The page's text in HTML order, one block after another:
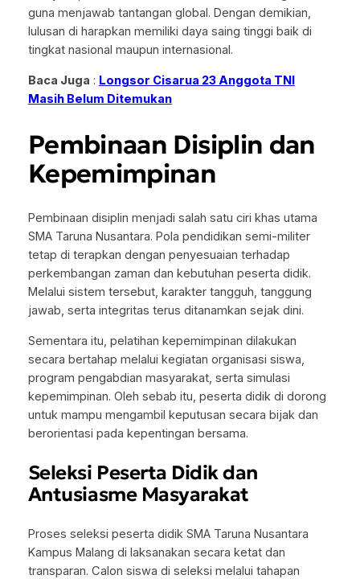
guna menjawab tantangan global. Dengan demikian,
lulusan di harapkan memiliki daya saing tinggi baik di
tingkat nasional maupun internasional.
Baca Juga : Longsor Cisarua 23 Anggota TNI
Masih Belum Ditemukan
Pembinaan Disiplin dan
Kepemimpinan
Pembinaan disiplin menjadi salah satu ciri khas utama
SMA Taruna Nusantara. Pola pendidikan semi-militer
tetap di terapkan dengan penyesuaian terhadap
perkembangan zaman dan kebutuhan peserta didik.
Melalui sistem tersebut, karakter tangguh, tanggung
jawab, serta integritas terus ditanamkan sejak dini.
Sementara itu, pelatihan kepemimpinan dilakukan
secara bertahap melalui kegiatan organisasi siswa,
program pengabdian masyarakat, serta simulasi
kepemimpinan. Oleh sebab itu, peserta didik di dorong
untuk mampu mengambil keputusan secara bijak dan
berorientasi pada kepentingan bersama.
Seleksi Peserta Didik dan
Antusiasme Masyarakat
Proses seleksi peserta didik SMA Taruna Nusantara
Kampus Malang di laksanakan secara ketat dan
transparan. Calon siswa di seleksi melalui tahapan